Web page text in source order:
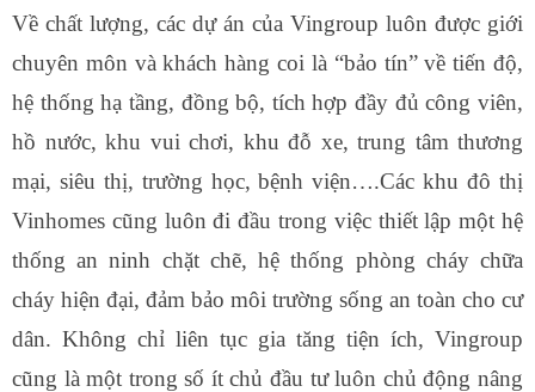
Về chất lượng, các dự án của Vingroup luôn được giới
chuyên môn và khách hàng coi là “bảo tín” về tiến độ,
hệ thống hạ tầng, đồng bộ, tích hợp đầy đủ công viên,
hồ nước, khu vui chơi, khu đỗ xe, trung tâm thương
mại, siêu thị, trường học, bệnh viện….Các khu đô thị
Vinhomes cũng luôn đi đầu trong việc thiết lập một hệ
thống an ninh chặt chẽ, hệ thống phòng cháy chữa
cháy hiện đại, đảm bảo môi trường sống an toàn cho cư
dân. Không chỉ liên tục gia tăng tiện ích, Vingroup
cũng là một trong số ít chủ đầu tư luôn chủ động nâng